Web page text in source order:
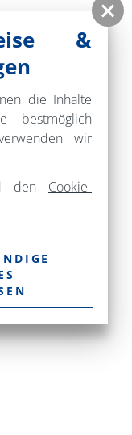
&
die Inhalte
bestmöglich
wir
den Cookie-